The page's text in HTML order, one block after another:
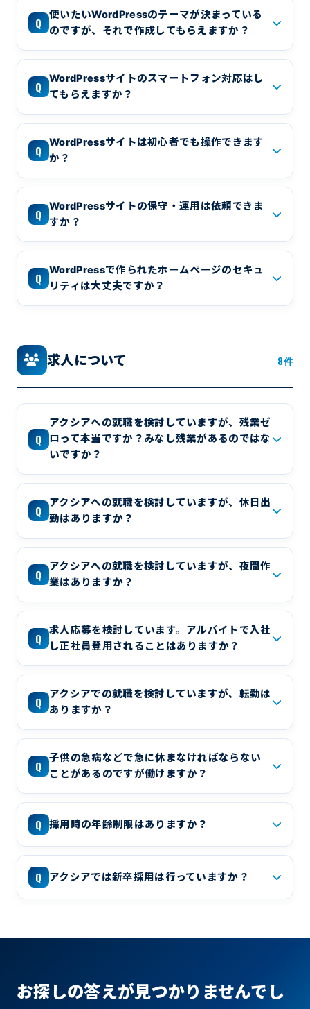
Q
使いたいWordPressのテーマが決まっている
のですが、それで作成してもらえますか？
Q
WordPressサイトのスマートフォン対応はし
てもらえますか？
Q
WordPressサイトは初心者でも操作できます
か？
Q
WordPressサイトの保守・運用は依頼できま
すか？
Q
WordPressで作られたホームページのセキュ
リティは大丈夫ですか？
求人について 8件
Q
アクシアへの就職を検討していますが、残業ゼ
ロって本当ですか？みなし残業があるのではな
いですか？
Q
アクシアへの就職を検討していますが、休日出
勤はありますか？
Q
アクシアへの就職を検討していますが、夜間作
業はありますか？
Q
求人応募を検討しています。アルバイトで入社
し正社員登用されることはありますか？
Q
アクシアでの就職を検討していますが、転勤は
ありますか？
Q
子供の急病などで急に休まなければならない
ことがあるのですが働けますか？
Q 採用時の年齢制限はありますか？
Q アクシアでは新卒採用は行っていますか？
お探しの答えが見つかりませんでし